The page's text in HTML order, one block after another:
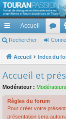
Le forum des propriétaires
cc
ès
pi
de
Accueil
or
u
Rechercher
Accueil Index du
Accueil et
Modérateur : Modérateurs
Règles du forum
Pour créer votre
présentation sera